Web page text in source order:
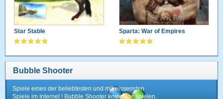
Star Stable Sparta: War of Empires
Bubble Shooter
Spiele eines der beliebtesten und mitreissensten
Spiele im Internet ! Bubble Shooter kostenlos spielen.